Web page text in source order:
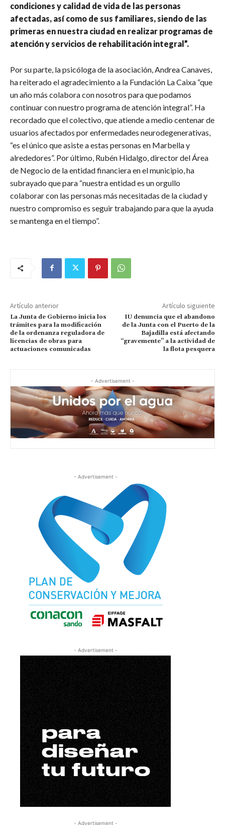
condiciones y calidad de vida de las personas
afectadas, así como de sus familiares, siendo de las
primeras en nuestra ciudad en realizar programas de
atención y servicios de rehabilitación integral”.
Por su parte, la psicóloga de la asociación, Andrea Canaves,
ha reiterado el agradecimiento a la Fundación La Caixa “que
un año más colabora con nosotros para que podamos
continuar con nuestro programa de atención integral”. Ha
recordado que el colectivo, que atiende a medio centenar de
usuarios afectados por enfermedades neurodegenerativas,
“es el único que asiste a estas personas en Marbella y
alrededores”. Por último, Rubén Hidalgo, director del Área
de Negocio de la entidad financiera en el municipio, ha
subrayado que para “nuestra entidad es un orgullo
colaborar con las personas más necesitadas de la ciudad y
nuestro compromiso es seguir trabajando para que la ayuda
se mantenga en el tiempo”.
Artículo anterior
La Junta de Gobierno inicia los
trámites para la modificación
de la ordenanza reguladora de
licencias de obras para
actuaciones comunicadas
Artículo siguiente
IU denuncia que el abandono
de la Junta con el Puerto de la
Bajadilla está afectando
“gravemente” a la actividad de
la flota pesquera
- Advertisement -
- Advertisement -
- Advertisement -
- Advertisement -